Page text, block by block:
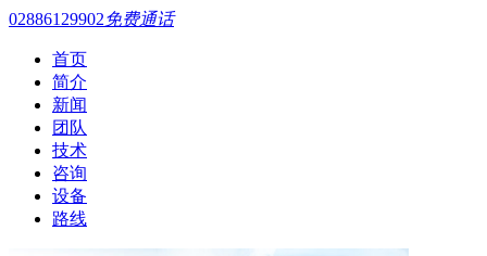
02886129902免费通话
首页
简介
新闻
团队
技术
咨询
设备
路线